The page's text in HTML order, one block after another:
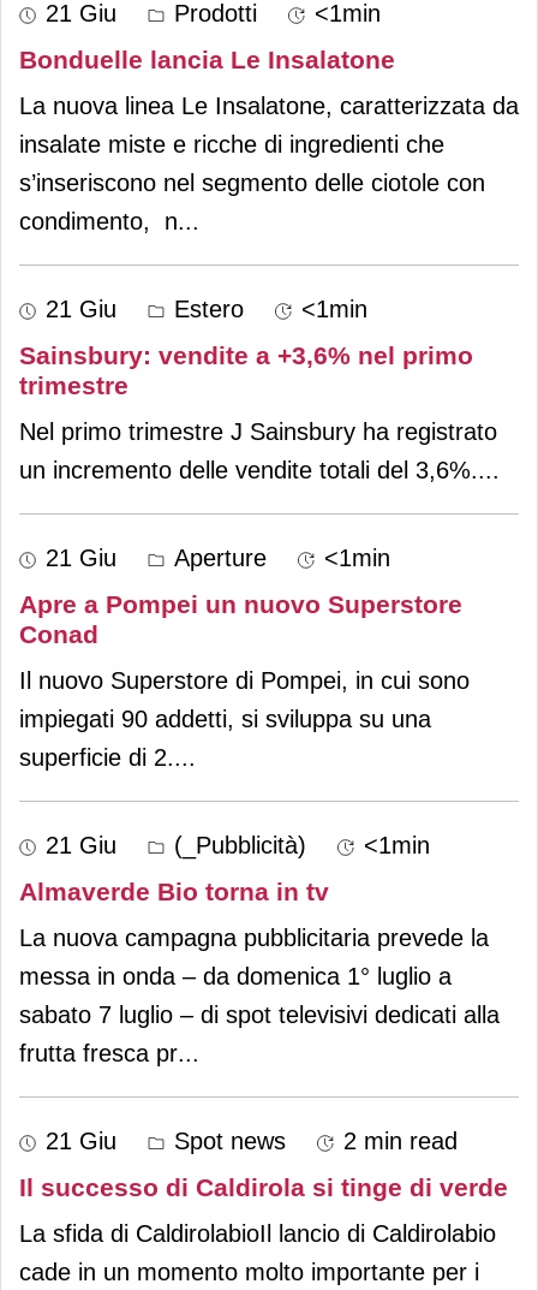
21 Giu Prodotti <1min
Bonduelle lancia Le Insalatone
La nuova linea Le Insalatone, caratterizzata da
insalate miste e ricche di ingredienti che
s’inseriscono nel segmento delle ciotole con
condimento, n...
21 Giu Estero <1min
Sainsbury: vendite a +3,6% nel primo
trimestre
Nel primo trimestre J Sainsbury ha registrato
un incremento delle vendite totali del 3,6%....
21 Giu Aperture <1min
Apre a Pompei un nuovo Superstore
Conad
Il nuovo Superstore di Pompei, in cui sono
impiegati 90 addetti, si sviluppa su una
superficie di 2....
21 Giu (_Pubblicità) <1min
Almaverde Bio torna in tv
La nuova campagna pubblicitaria prevede la
messa in onda – da domenica 1° luglio a
sabato 7 luglio – di spot televisivi dedicati alla
frutta fresca pr...
21 Giu Spot news 2 min read
Il successo di Caldirola si tinge di verde
La sfida di CaldirolabioIl lancio di Caldirolabio
cade in un momento molto importante per i